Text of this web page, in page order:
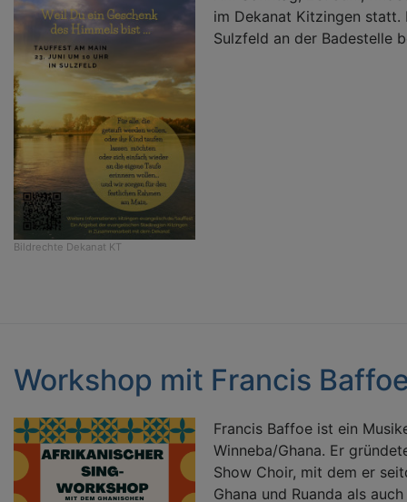
Bildrechte Dekanat KT
im Dekanat Kitzingen
Sulzfeld an der Badestelle
Workshop mit Francis
Francis Baffoe ist ein
Winneba/Ghana. Er
Show Choir, mit dem er
Ghana und Ruanda als